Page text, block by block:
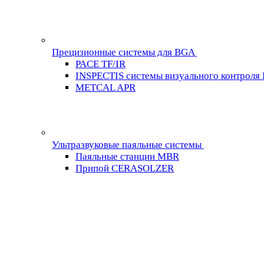
Прецизионные системы для BGA
PACE TF/IR
INSPECTIS системы визуального контроля
METCAL APR
Ультразвуковые паяльные системы
Паяльные станции MBR
Припой CERASOLZER